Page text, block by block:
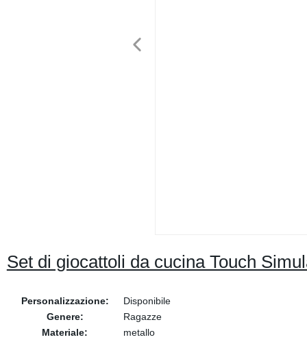
Set di giocattoli da cucina Touch
Personalizzazione:
Disponibile
Genere:
Ragazze
Materiale:
metallo